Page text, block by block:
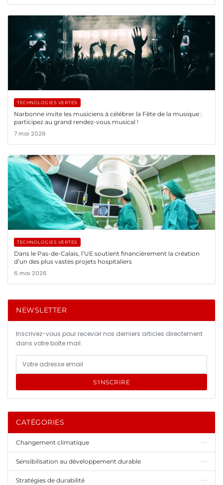
TECHNOLOGIES VERTES
Narbonne invite les musiciens à célébrer la Fête de la musique :
participez au grand rendez-vous musical !
7 mai 2026
TECHNOLOGIES VERTES
Dans le Pas-de-Calais, l’UE soutient financièrement la création
d’un des plus vastes projets hospitaliers
6 mai 2026
NEWSLETTER
Inscrivez-vous pour recevoir nos derniers articles directement
dans votre boîte mail.
S'INSCRIRE
CATÉGORIES
Changement climatique
Sensibilisation au développement durable
Stratégies de durabilité